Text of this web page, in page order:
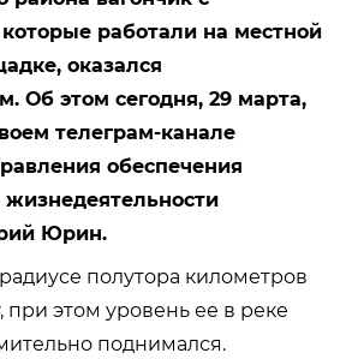
работали на местной
оказался
Об этом сегодня, 29 марта,
телеграм-канале
обеспечения
жизнедеятельности
Юрин.
полутора километров
при этом уровень ее в реке
поднимался.